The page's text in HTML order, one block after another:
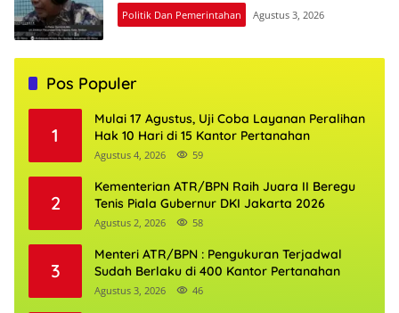
Politik Dan Pemerintahan Agustus 3, 2026
Pos Populer
1
Mulai 17 Agustus, Uji Coba Layanan Peralihan
Hak 10 Hari di 15 Kantor Pertanahan
Agustus 4, 2026 59
2
Kementerian ATR/BPN Raih Juara II Beregu
Tenis Piala Gubernur DKI Jakarta 2026
Agustus 2, 2026 58
3
Menteri ATR/BPN : Pengukuran Terjadwal
Sudah Berlaku di 400 Kantor Pertanahan
Agustus 3, 2026 46